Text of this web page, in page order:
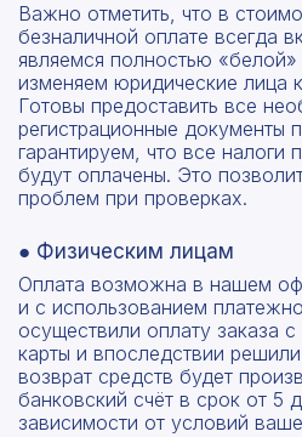
Важно отметить, что в
безналичной оплате всегда
являемся полностью
изменяем юридические лица
Готовы предоставить все
регистрационные документы
гарантируем, что все налоги
будут оплачены. Это
проблем при проверках.
● Физическим лицам
Оплата возможна в нашем
и с использованием
осуществили оплату заказа
карты и впоследствии решили
возврат средств будет
банковский счёт в срок от 5
зависимости от условий